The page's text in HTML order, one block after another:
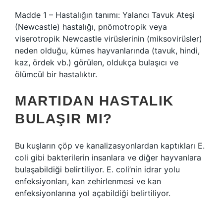
Madde 1 – Hastalığın tanımı: Yalancı Tavuk Ateşi
(Newcastle) hastalığı, pnömotropik veya
viserotropik Newcastle virüslerinin (miksovirüsler)
neden olduğu, kümes hayvanlarında (tavuk, hindi,
kaz, ördek vb.) görülen, oldukça bulaşıcı ve
ölümcül bir hastalıktır.
MARTIDAN HASTALIK
BULAŞIR MI?
Bu kuşların çöp ve kanalizasyonlardan kaptıkları E.
coli gibi bakterilerin insanlara ve diğer hayvanlara
bulaşabildiği belirtiliyor. E. coli’nin idrar yolu
enfeksiyonları, kan zehirlenmesi ve kan
enfeksiyonlarına yol açabildiği belirtiliyor.